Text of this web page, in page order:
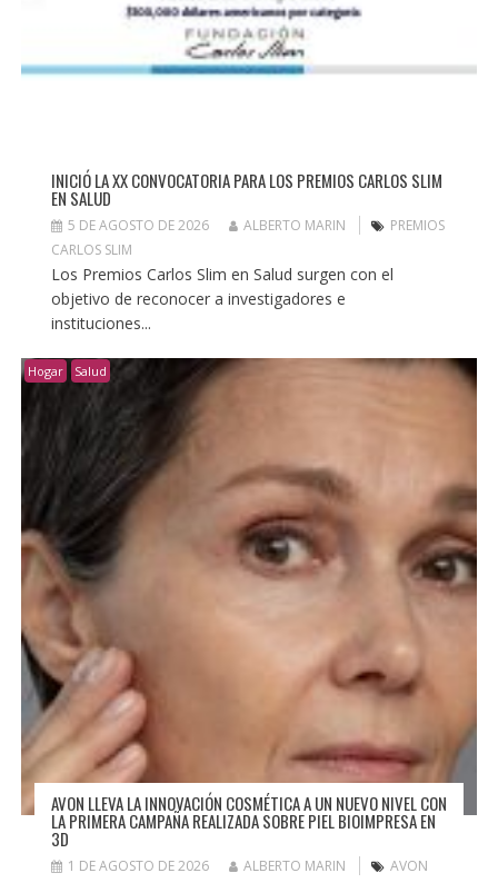
INICIÓ LA XX CONVOCATORIA PARA LOS PREMIOS CARLOS SLIM
EN SALUD
5 DE AGOSTO DE 2026 ALBERTO MARIN
PREMIOS
CARLOS SLIM
Los Premios Carlos Slim en Salud surgen con el
objetivo de reconocer a investigadores e
instituciones...
Hogar Salud
AVON LLEVA LA INNOVACIÓN COSMÉTICA A UN NUEVO NIVEL CON
LA PRIMERA CAMPAÑA REALIZADA SOBRE PIEL BIOIMPRESA EN
3D
1 DE AGOSTO DE 2026 ALBERTO MARIN AVON